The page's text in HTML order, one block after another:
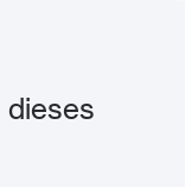
dieses